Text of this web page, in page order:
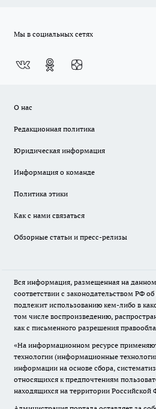
Мы в социальных сетях
О нас
Редакционная политика
Юридическая информация
Информация о команде
Политика этики
Как с нами связаться
Обзорные статьи и пресс-релизы
Вся информация, размещенная на данном
соответствии с законодательством РФ
подлежит использованию кем-либо в
том числе воспроизведению,
как с письменного разрешения
«На информационном ресурсе
технологии (информационные
информации на основе сбора,
относящихся к предпочтениям
находящихся на территории Российской